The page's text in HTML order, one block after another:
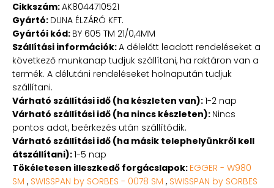
Cikkszám:AK8044710521
Gyártó: DUNA ÉLZÁRÓ KFT.
Gyártói kód: BY 605 TM 21/0,4MM
Szállítási információk:A délelőtt leadott rendeléseket a
következő munkanap tudjuk szállítani, ha raktáron van a
termék. A délutáni rendeléseket holnapután tudjuk
szállítani.
Várható szállítási idő (ha készleten van):1-2 nap
Várható szállítási idő (ha nincs készleten): Nincs
pontos adat, beérkezés után szállítódik.
Várható szállítási idő (ha másik telephelyünkről kell
átszállítani):1-5 nap
Tökéletesen illeszkedő forgácslapok: EGGER - W980
SM , SWISSPAN by SORBES - 0078 SM , SWISSPAN by SORBES